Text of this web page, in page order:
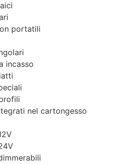
portatili
incasso
nel cartongesso